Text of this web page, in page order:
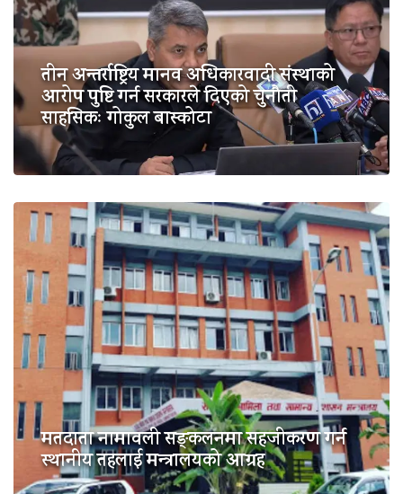
तीन अन्तर्राष्ट्रिय मानव अधिकारवादी संस्थाको
आरोप पुष्टि गर्न सरकारले दिएको चुनौती
साहसिकः गोकुल बास्कोटा
मतदाता नामावली सङ्कलनमा सहजीकरण गर्न
स्थानीय तहलाई मन्त्रालयको आग्रह